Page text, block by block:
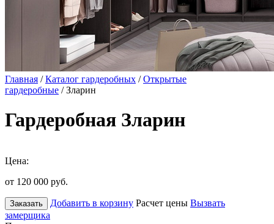
Главная /Каталог гардеробных /Открытые
гардеробные / Зларин
Гардеробная Зларин
Цена:
от 120 000 руб.
Заказать Добавить в корзину Расчет цены Вызвать
замерщика